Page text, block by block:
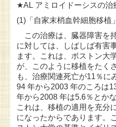
★AL アミロイドーシスの治
(1)「自家末梢血幹細胞移植」
この治療は、臓器障害を
に対しては、しばしば有害
ます。これは、ボストン大
が、このように移植をたく
も、治療関連死亡が11％に
94 年から2003 年のころは
年から2008 年は5.6％とか
これは、移植の適用を充分
になったからであります。